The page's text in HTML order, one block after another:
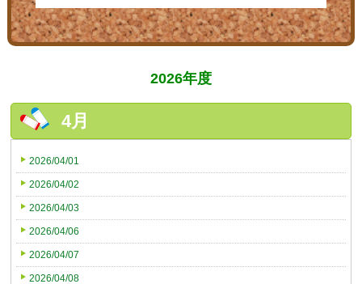
2026年度
4月
2026/04/01
2026/04/02
2026/04/03
2026/04/06
2026/04/07
2026/04/08